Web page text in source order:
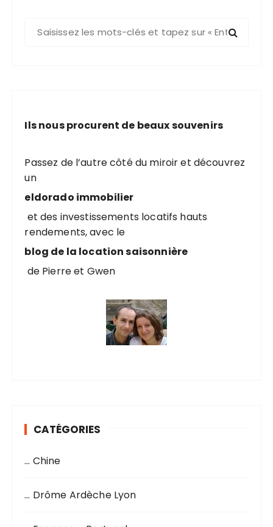
h
p
o
u
:
Ils nous procurent de beaux souvenirs
Passez de l’autre côté du miroir et découvrez
un
eldorado immobilier
et des investissements locatifs hauts
rendements, avec le
blog de la location saisonnière
de Pierre et Gwen
CATÉGORIES
… Chine
… Drôme Ardèche Lyon